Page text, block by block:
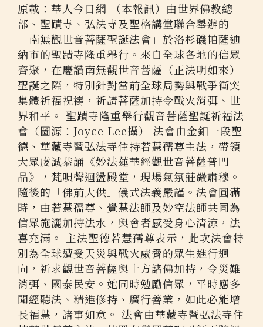
原載：華人今日網 （本報訊）由世界佛教總
部、聖蹟寺、弘法寺及聖格講堂聯合舉辦的
「南無觀世音菩薩聖誕法會」於洛杉磯帕薩迪
納市的聖蹟寺隆重舉行。來自全球各地的信眾
齊聚，在慶讚南無觀世音菩薩（正法明如來）
聖誕之際，特別針對當前全球局勢與戰爭衝突
集體祈福祝禱，祈請菩薩加持令戰火消弭、世
界和平。 聖蹟寺隆重舉行觀音菩薩聖誕祈福法
會（圖源：Joyce Lee攝） 法會由金釦一段聖
德、華藏寺暨弘法寺住持若慧孺尊主法，帶領
大眾虔誠恭誦《妙法蓮華經觀世音菩薩普門
品》，梵唄聲迴盪殿堂，現場氣氛莊嚴肅穆。
隨後的「佛前大供」儀式法義嚴謹。法會圓滿
時，由若慧孺尊、覺慧法師及妙空法師共同為
信眾施灑加持法水，與會者感受身心清涼，法
喜充滿。 主法聖德若慧孺尊表示，此次法會特
別為全球遭受天災與戰火威脅的眾生進行迴
向，祈求觀世音菩薩與十方諸佛加持，令災難
消弭、國泰民安。她同時勉勵信眾，平時應多
聞經聽法、精進修持、廣行善業，如此必能增
長福慧，諸事如意。 法會由華藏寺暨弘法寺住